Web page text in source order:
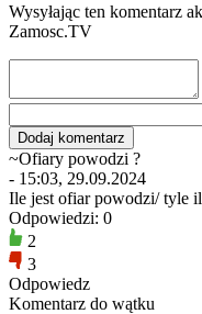
Wysyłając ten komentarz
Zamosc.TV
~Ofiary powodzi ?
- 15:03, 29.09.2024
Ile jest ofiar powodzi/ tyle
Odpowiedzi: 0
2
3
Odpowiedz
Komentarz do wątku